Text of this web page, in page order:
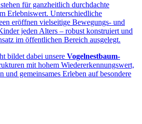
für ganzheitlich durchdachte
Erlebniswert. Unterschiedliche
eröffnen vielseitige Bewegungs- und
jeden Alters – robust konstruiert und
im öffentlichen Bereich ausgelegt.
bildet dabei unsere Vogelnestbaum-
mit hohem Wiedererkennungswert,
und gemeinsames Erleben auf besondere